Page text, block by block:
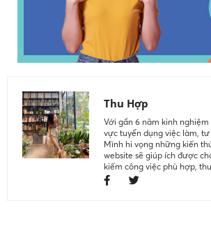
Thu Hợp
Với gần 6 năm kinh
vực tuyển dụng việc làm,
Mình hi vọng những kiến
website sẽ giúp ích được
kiếm công việc phù hợp,